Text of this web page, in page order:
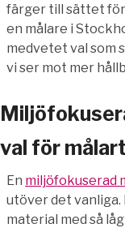
färger till sättet
en målare i
medvetet val som
vi ser mot mer
val för
En miljöfokuserad
utöver det
material med så